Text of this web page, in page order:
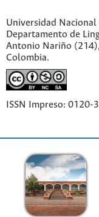
Universidad Nacional
Departamento de
Antonio Nariño
Colombia.
ISSN Impreso: